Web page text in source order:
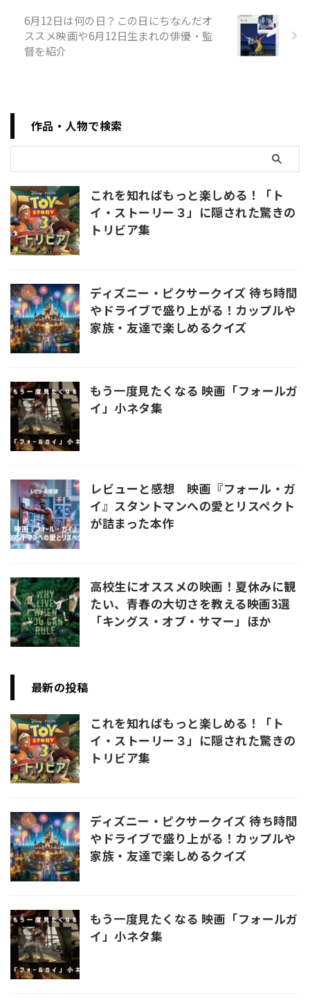
起き上がる心意気を表す「くま
モンの起き上がりこぼし」で多
くの人に勇気と励ましを送るこ
とが目的。記念日は2017年（平
6月12日は何の日？この日にちなんだオ
ススメ映画や6月12日生まれの俳優・監
督を紹介
作品・人物で検索
これを知ればもっと楽しめる！「ト
イ・ストーリー３」に隠された驚きの
トリビア集
ディズニー・ピクサークイズ 待ち時間
やドライブで盛り上がる！カップルや
家族・友達で楽しめるクイズ
もう一度見たくなる 映画「フォールガ
イ」小ネタ集
レビューと感想 映画『フォール・ガ
イ』スタントマンへの愛とリスペクト
が詰まった本作
高校生にオススメの映画！夏休みに観
たい、青春の大切さを教える映画3選
「キングス・オブ・サマー」ほか
最新の投稿
これを知ればもっと楽しめる！「ト
イ・ストーリー３」に隠された驚きの
トリビア集
ディズニー・ピクサークイズ 待ち時間
やドライブで盛り上がる！カップルや
家族・友達で楽しめるクイズ
もう一度見たくなる 映画「フォールガ
イ」小ネタ集